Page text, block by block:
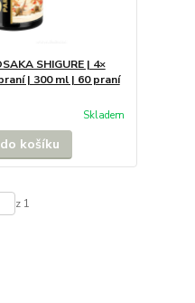
SHIGURE | 4×
| 300 ml | 60 praní
Skladem
košíku
z 1